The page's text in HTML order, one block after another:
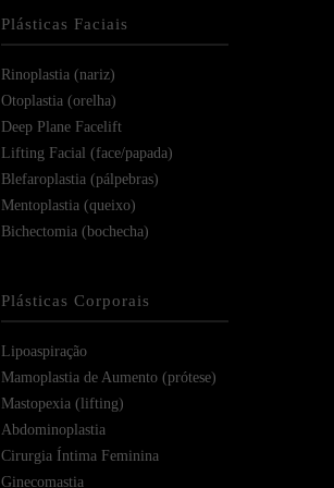
Plásticas Faciais
Rinoplastia (nariz)
Otoplastia (orelha)
Deep Plane Facelift
Lifting Facial (face/papada)
Blefaroplastia (pálpebras)
Mentoplastia (queixo)
Bichectomia (bochecha)
Plásticas Corporais
Lipoaspiração
Mamoplastia de Aumento (prótese)
Mastopexia (lifting)
Abdominoplastia
Cirurgia Íntima Feminina
Ginecomastia